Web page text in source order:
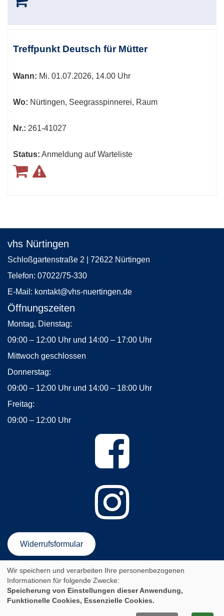
Treffpunkt Deutsch für Mütter
Wann: Mi. 01.07.2026, 14.00 Uhr
Wo: Nürtingen, Seegrasspinnerei, Raum
Nr.: 261-41027
Status: Anmeldung auf Warteliste
vhs Nürtingen
Schloßgartenstraße 2 | 72622 Nürtingen
Telefon: 07022/75-330
E-Mail: kontakt@vhs-nuertingen.de
Öffnungszeiten
Montag, Dienstag:
09:00 – 12:00 Uhr und 14:00 – 17:00 Uhr
Mittwoch geschlossen
Donnerstag:
09:00 – 12:00 Uhr und 14:00 – 18:00 Uhr
Freitag:
09:00 – 12:00 Uhr
Widerrufsformular
AGB Impressum
Datenschutzerklärung
Newsletter-Anmeldung
Sitemap
Cookie Einstellungen
Wir speichern und verarbeiten Ihre personenbezogenen
Informationen für folgende Zwecke:
Speicherung von Einstellungen dieser Anwendung,
Funktionelle Cookies, Essenzielle Cookies.